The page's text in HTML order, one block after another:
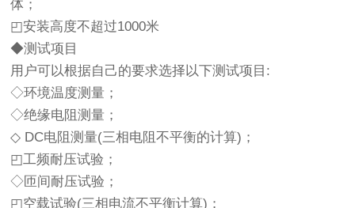
体；
◰安装高度不超过1000米
◆测试项目
用户可以根据自己的要求选择以下测试项目:
◇环境温度测量；
◇绝缘电阻测量；
◇ DC电阻测量(三相电阻不平衡的计算)；
◰工频耐压试验；
◇匝间耐压试验；
◰空载试验(三相电流不平衡计算)；